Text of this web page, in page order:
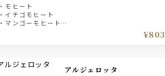
・モヒート
・イチゴモヒート
・マンゴーモヒート
¥803
アルジェロッタ